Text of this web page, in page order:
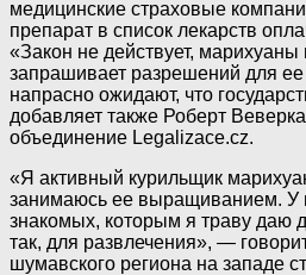
медицинские страховые
препарат в список лекарств
«Закон не действует, марихуаны
запрашивает разрешений для
напрасно ожидают, что
добавляет также Роберт
объединение Legalizace.cz.
«Я активный курильщик
занимаюсь ее выращиванием. У
знакомых, которым я траву даю
так, для развлечения», —
шумавского региона на западе